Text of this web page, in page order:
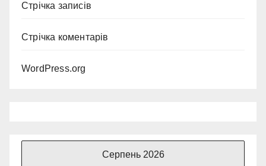
Стрічка записів
Стрічка коментарів
WordPress.org
Серпень 2026